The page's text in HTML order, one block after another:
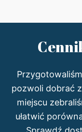
pozwoli dobrać
miejscu
ułatwić